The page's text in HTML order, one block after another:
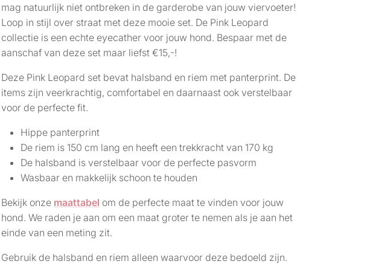
mag natuurlijk niet ontbreken in de garderobe van jouw viervoeter!
Loop in stijl over straat met deze mooie set. De Pink Leopard
collectie is een echte eyecather voor jouw hond. Bespaar met de
aanschaf van deze set maar liefst €15,-!
Deze Pink Leopard set bevat halsband en riem met panterprint. De
items zijn veerkrachtig, comfortabel en daarnaast ook verstelbaar
voor de perfecte fit.
Hippe panterprint
De riem is 150 cm lang en heeft een trekkracht van 170 kg
De halsband is verstelbaar voor de perfecte pasvorm
Wasbaar en makkelijk schoon te houden
Bekijk onze maattabel om de perfecte maat te vinden voor jouw
hond. We raden je aan om een maat groter te nemen als je aan het
einde van een meting zit.
Gebruik de halsband en riem alleen waarvoor deze bedoeld zijn.